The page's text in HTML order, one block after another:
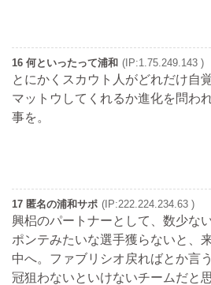
16 何といったって浦和 (IP:1.75.249.143 )
とにかくスカウト人がどれだけ自
マットウしてくれるか進化を問わ
事を。
17 匿名の浦和サポ (IP:222.224.234.63 )
興梠のパートナーとして、数少な
ポンテみたいな選手獲らないと、
中へ。ファブリシオ戻ればとか言
冠狙わないといけないチームだと思